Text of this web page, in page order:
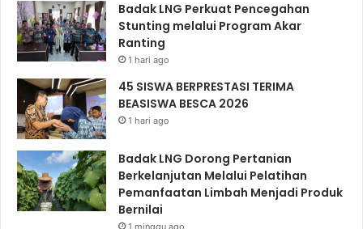
Badak LNG Perkuat Pencegahan
Stunting melalui Program Akar
Ranting
1 hari ago
45 SISWA BERPRESTASI TERIMA
BEASISWA BESCA 2026
1 hari ago
Badak LNG Dorong Pertanian
Berkelanjutan Melalui Pelatihan
Pemanfaatan Limbah Menjadi Produk
Bernilai